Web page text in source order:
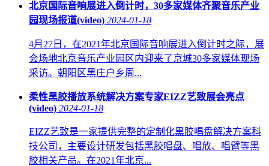
北京国际音响展进入倒计时，30多家媒体齐聚音乐产业
园现场报道(video) 2024-01-18
4月27日，在2021年北京国际音响展进入倒计时之际，展
会场地北京音乐产业园区内迎来了京城30多家媒体现场
采访。朝阳区黑庄户乡周...
柔性黑胶播放系统解决方案专家EIZZ艺致展会亮点
(video) 2024-01-18
EIZZ艺致是一家提供完整的定制化黑胶唱盘解决方案科
技公司，主要设计研发包括黑胶唱盘、唱放、唱臂等黑
胶相关产品。在2021年北京...